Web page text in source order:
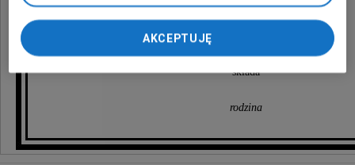
Huberta Drzeńka
serdeczne podziękowania
składa
rodzina
na Twoim urządzeniu końcowym. Możesz też w każdej
chwili zmienić swoje preferencje dot. plików cookie,
ponownie wywołując narzędzie do zarządzania Twoimi
preferencjami dot. przetwarzania danych poprzez
odnośnik „Ustawienia prywatności” w stopce serwisu i
Zmiana ustawień plików cookie możliwa jest także za
My, nasi Zaufani Partnerzy i Agora S.A. możemy
AKCEPTUJĘ